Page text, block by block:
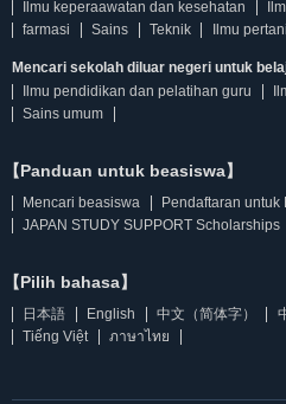
Ilmu keperaawatan dan kesehatan
farmasi
Sains Teknik Ilmu
Mencari sekolah diluar negeri untuk
Ilmu pendidikan dan pelatihan guru
Sains umum
【Panduan untuk beasiswa】
Mencari beasiswa
Pendaftaran untuk
JAPAN STUDY SUPPORT Scholarships
【Pilih bahasa】
日本語 English 中文（简体字）
Tiếng Việt
ภาษาไทย